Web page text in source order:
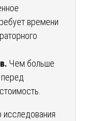
времени
Чем больше
исследования